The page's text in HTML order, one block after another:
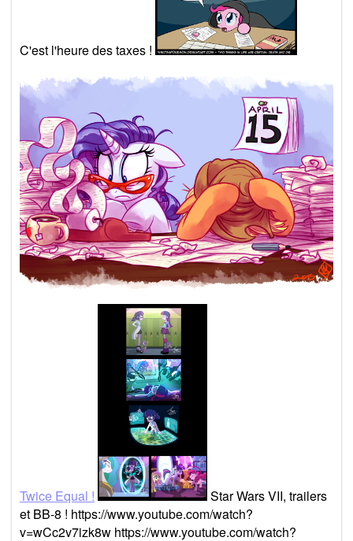
C'est l'heure des taxes !
Twice Equal !
Star Wars VII, trailers
et BB-8 ! https://www.youtube.com/watch?
v=wCc2v7izk8w https://www.youtube.com/watch?